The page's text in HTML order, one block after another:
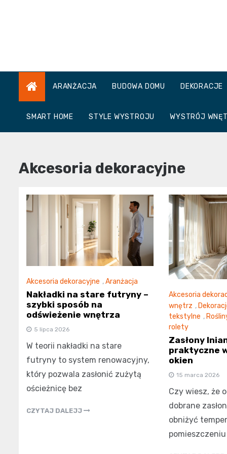
ARANŻACJA BUDOWA DOMU DEKORACJE
SMART HOME STYLE WYSTROJU WYSTRÓJ
Akcesoria dekoracyjne
Akcesoria dekoracyjne ,Aranżacja
Nakładki na stare futryny –
szybki sposób na
odświeżenie wnętrza
5 lipca 2026
W teorii nakładki na stare
futryny to system renowacyjny,
który pozwala zasłonić zużytą
ościeżnicę bez
CZYTAJ DALEJJ
Akcesoria
wnętrz ,
tekstylne ,
rolety
Zasłony
praktyczne
okien
15 marca 2026
Czy wiesz, że
dobrane
obniżyć